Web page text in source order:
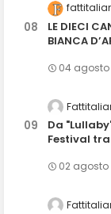
LE DIECI
BIANCA
04 agosto
Da
Festival
02 agosto